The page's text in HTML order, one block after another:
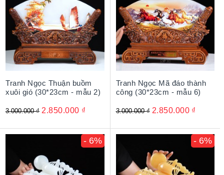
Tranh Ngọc Thuận buồm
xuôi gió (30*23cm - mẫu 2)
3.000.000 ₫ 2.850.000 ₫
Tranh Ngọc Mã đáo thành
công (30*23cm - mẫu 6)
3.000.000 ₫ 2.850.000 ₫
- 6% - 6%